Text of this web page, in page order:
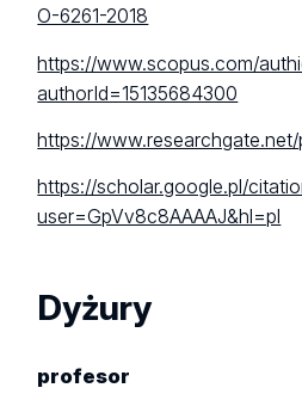
O-6261-2018
https://www.scopus.com/
authorId=15135684300
https://
https://scholar.google.pl/
user=GpVv8c8AAAAJ&hl=pl
Dyżury
profesor